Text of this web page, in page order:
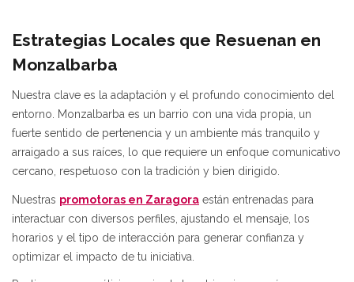
Estrategias Locales que Resuenan en
Monzalbarba
Nuestra clave es la adaptación y el profundo conocimiento del
entorno. Monzalbarba es un barrio con una vida propia, un
fuerte sentido de pertenencia y un ambiente más tranquilo y
arraigado a sus raíces, lo que requiere un enfoque comunicativo
cercano, respetuoso con la tradición y bien dirigido.
Nuestras promotoras en Zaragora están entrenadas para
interactuar con diversos perfiles, ajustando el mensaje, los
horarios y el tipo de interacción para generar confianza y
optimizar el impacto de tu iniciativa.